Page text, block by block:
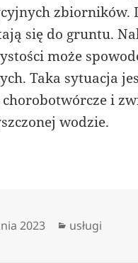
zbiorników.
się do gruntu.
może
Taka sytuacja
i
wodzie.
2023 Kategorie
usługi